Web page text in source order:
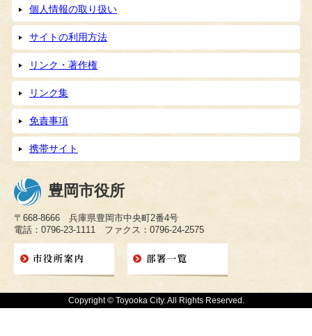
個人情報の取り扱い
サイトの利用方法
リンク・著作権
リンク集
免責事項
携帯サイト
豊岡市役所
〒668-8666 兵庫県豊岡市中央町2番4号
電話：0796-23-1111 ファクス：0796-24-2575
Copyright © Toyooka City. All Rights Reserved.